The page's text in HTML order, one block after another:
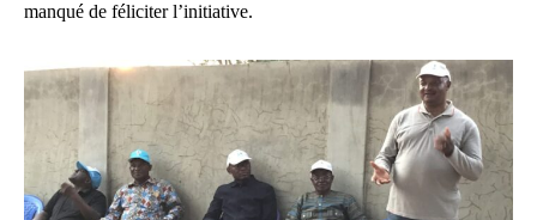
manqué de féliciter l’initiative.